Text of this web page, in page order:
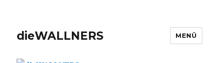
dieWALLNERS MENÜ